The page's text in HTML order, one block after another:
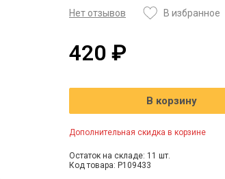
Нет отзывов В избранное
420 ₽
В корзину
Дополнительная скидка в корзине
Остаток на складе: 11 шт.
Код товара: P109433